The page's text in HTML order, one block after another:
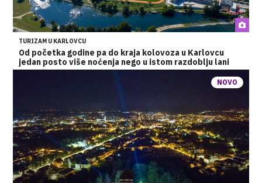
TURIZAM U KARLOVCU
Od početka godine pa do kraja kolovoza u Karlovcu
jedan posto više noćenja nego u istom razdoblju lani
NOVO